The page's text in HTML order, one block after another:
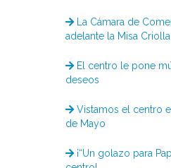
La Cámara de
adelante la Misa Criolla
El centro le pone
deseos
Vistamos el centro
de Mayo
¡“Un golazo para